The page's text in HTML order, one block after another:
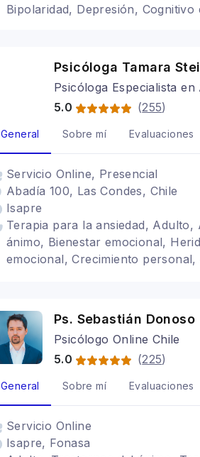
Bipolaridad, Depresión,
Psicóloga Tamara
Psicóloga Especialista
5.0
(255)
General Sobre mí Evaluaciones
Servicio Online, Presencial
Abadía 100, Las Condes, Chile
Isapre
Terapia para la ansiedad,
ánimo, Bienestar emocional,
emocional, Crecimiento
Ps. Sebastián Donoso
Psicólogo Online Chile
5.0
(225)
General Sobre mí Evaluaciones
Servicio Online
Isapre, Fonasa